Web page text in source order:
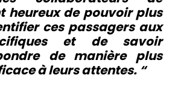
heureux de pouvoir plus
ces passagers aux
et de savoir
de manière plus
à leurs attentes. “